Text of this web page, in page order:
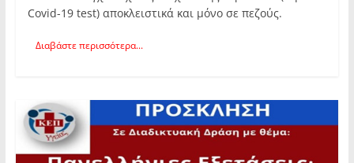
Covid-19 test) αποκλειστικά και μόνο σε πεζούς.
Διαβάστε περισσότερα...